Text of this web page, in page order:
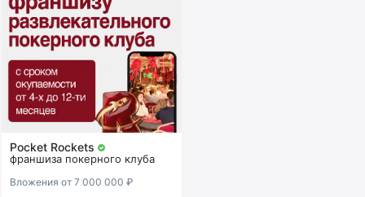
Pocket Rockets
франшиза покерного клуба
Вложения от 7 000 000 ₽